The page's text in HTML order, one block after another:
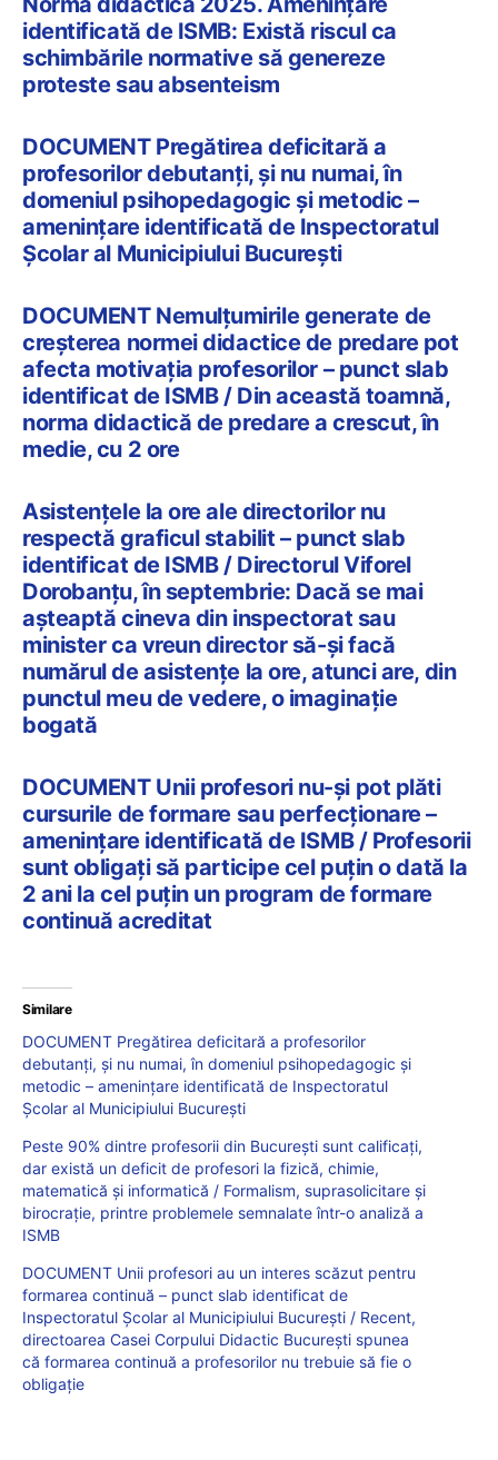
identificată de ISMB: Există riscul ca
schimbările normative să genereze
proteste sau absenteism
DOCUMENT Pregătirea deficitară a
profesorilor debutanți, și nu numai, în
domeniul psihopedagogic și metodic –
amenințare identificată de Inspectoratul
Școlar al Municipiului București
DOCUMENT Nemulțumirile generate de
creșterea normei didactice de predare pot
afecta motivația profesorilor – punct slab
identificat de ISMB / Din această toamnă,
norma didactică de predare a crescut, în
medie, cu 2 ore
Asistențele la ore ale directorilor nu
respectă graficul stabilit – punct slab
identificat de ISMB / Directorul Viforel
Dorobanțu, în septembrie: Dacă se mai
așteaptă cineva din inspectorat sau
minister ca vreun director să-și facă
numărul de asistențe la ore, atunci are, din
punctul meu de vedere, o imaginație
bogată
DOCUMENT Unii profesori nu-și pot plăti
cursurile de formare sau perfecționare –
amenințare identificată de ISMB / Profesorii
sunt obligați să participe cel puțin o dată la
2 ani la cel puțin un program de formare
continuă acreditat
Similare
DOCUMENT Pregătirea deficitară a profesorilor
debutanți, și nu numai, în domeniul psihopedagogic și
metodic – amenințare identificată de Inspectoratul
Școlar al Municipiului București
Peste 90% dintre profesorii din București sunt calificați,
dar există un deficit de profesori la fizică, chimie,
matematică și informatică / Formalism, suprasolicitare și
birocrație, printre problemele semnalate într-o analiză a
ISMB
DOCUMENT Unii profesori au un interes scăzut pentru
formarea continuă – punct slab identificat de
Inspectoratul Școlar al Municipiului București / Recent,
directoarea Casei Corpului Didactic București spunea
că formarea continuă a profesorilor nu trebuie să fie o
obligație